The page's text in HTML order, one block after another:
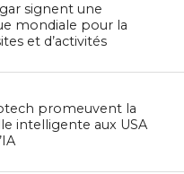
signent une
mondiale pour la
et d’activités
promeuvent la
intelligente aux USA